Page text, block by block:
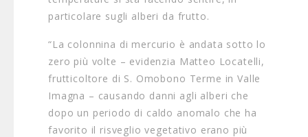
particolare sugli alberi da frutto.
“La colonnina di mercurio è andata sotto lo
zero più volte – evidenzia Matteo Locatelli,
frutticoltore di S. Omobono Terme in Valle
Imagna – causando danni agli alberi che
dopo un periodo di caldo anomalo che ha
favorito il risveglio vegetativo erano più